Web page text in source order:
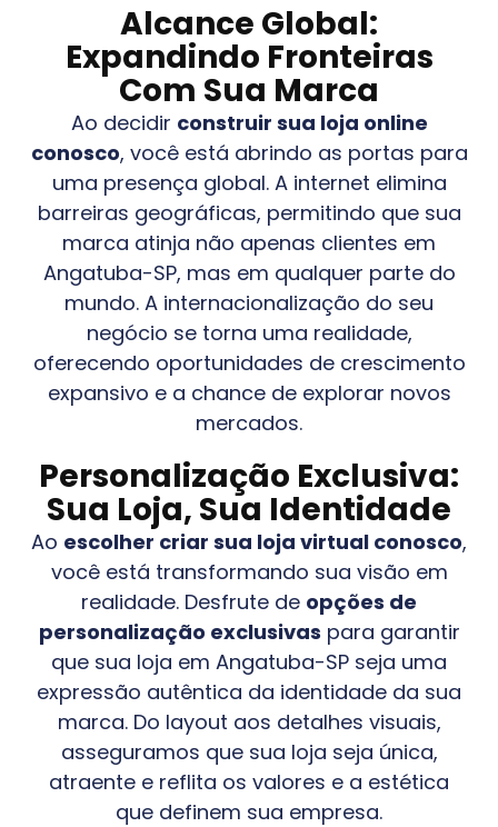
Alcance Global:
Expandindo Fronteiras
Com Sua Marca
Ao decidir construir sua loja online
conosco, você está abrindo as portas para
uma presença global. A internet elimina
barreiras geográficas, permitindo que sua
marca atinja não apenas clientes em
Angatuba-SP, mas em qualquer parte do
mundo. A internacionalização do seu
negócio se torna uma realidade,
oferecendo oportunidades de crescimento
expansivo e a chance de explorar novos
mercados.
Personalização Exclusiva:
Sua Loja, Sua Identidade
Ao escolher criar sua loja virtual conosco,
você está transformando sua visão em
realidade. Desfrute de opções de
personalização exclusivas para garantir
que sua loja em Angatuba-SP seja uma
expressão autêntica da identidade da sua
marca. Do layout aos detalhes visuais,
asseguramos que sua loja seja única,
atraente e reflita os valores e a estética
que definem sua empresa.